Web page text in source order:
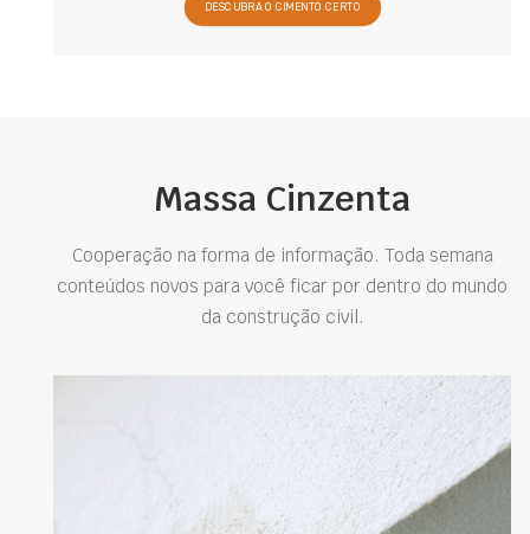
DESCUBRA O CIMENTO CERTO
Massa Cinzenta
Cooperação na forma de informação. Toda semana
conteúdos novos para você ficar por dentro do mundo
da construção civil.